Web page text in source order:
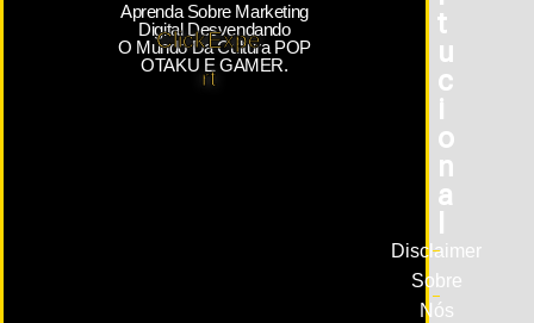
Aprenda Sobre Marketing
Digital Desvendando
O Mundo Da Cultura POP
OTAKU E GAMER.
ClickExpe
rt
T
U
C
O
N
A
Disclaimer
Sobre
Nós